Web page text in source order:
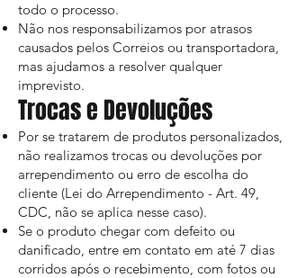
todo o processo.
Não nos responsabilizamos por atrasos
causados pelos Correios ou transportadora,
mas ajudamos a resolver qualquer
imprevisto.
Trocas e Devoluções
Por se tratarem de produtos personalizados,
não realizamos trocas ou devoluções por
arrependimento ou erro de escolha do
cliente (Lei do Arrependimento - Art. 49,
CDC, não se aplica nesse caso).
Se o produto chegar com defeito ou
danificado, entre em contato em até 7 dias
corridos após o recebimento, com fotos ou